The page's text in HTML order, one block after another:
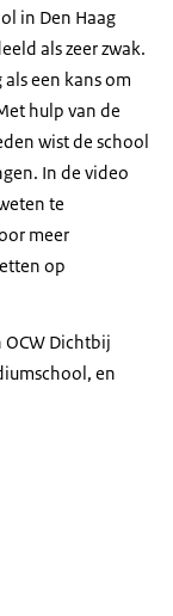
in Den Haag
als zeer zwak.
een kans om
hulp van de
wist de school
In de video
te
meer
op
Dichtbij
en